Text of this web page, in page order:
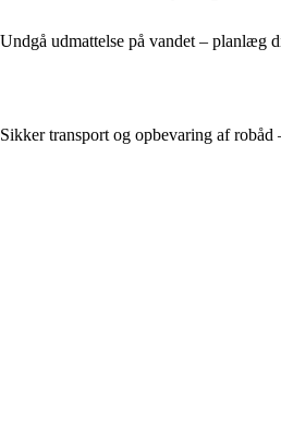
Undgå udmattelse på vandet – planlæg
Sikker transport og opbevaring af robåd